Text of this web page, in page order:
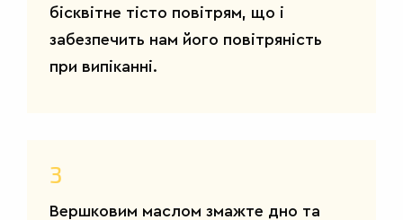
бісквітне тісто повітрям, що і
забезпечить нам його повітряність
при випіканні.
3
Вершковим маслом змажте дно та